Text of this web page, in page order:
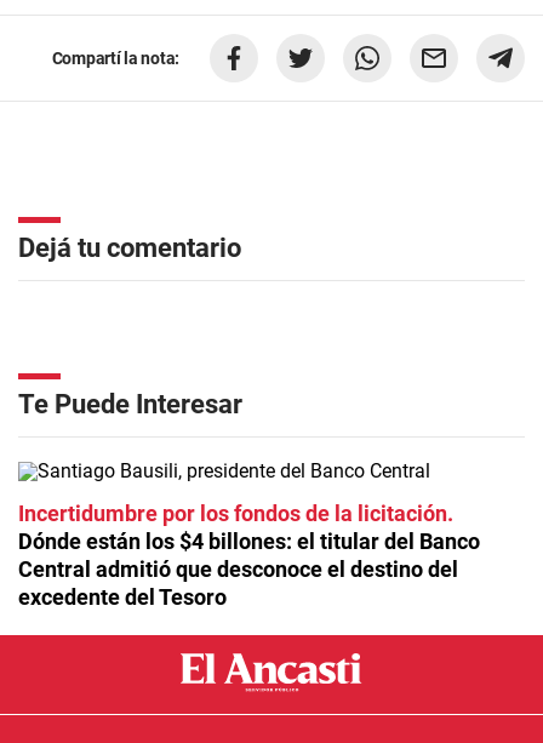
Compartí la nota:
Dejá tu comentario
Te Puede Interesar
Incertidumbre por los fondos de la licitación
Dónde están los $4 billones: el titular del Banco
Central admitió que desconoce el destino del
excedente del Tesoro